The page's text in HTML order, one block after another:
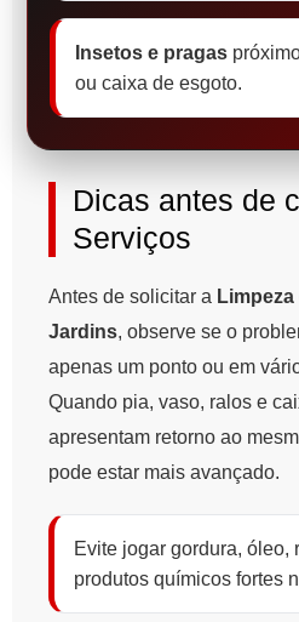
Insetos e pragas
ou caixa de esgoto.
Dicas antes de
Serviços
Antes de solicitar a
Jardins, observe se o
apenas um ponto ou em
Quando pia, vaso, ralos e
apresentam retorno ao
pode estar mais avançado.
Evite jogar gordura, óleo,
produtos químicos fortes